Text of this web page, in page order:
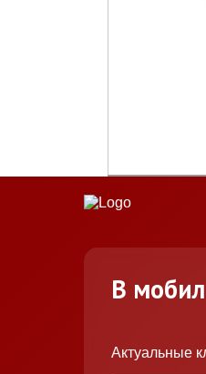
В
Актуальные